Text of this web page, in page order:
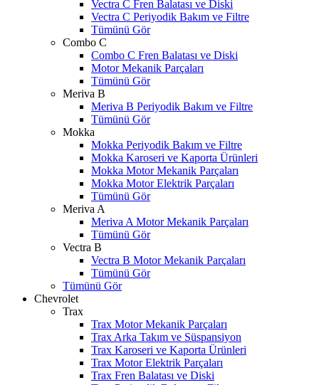
Vectra C Fren Balatası ve Diski
Vectra C Periyodik Bakım ve Filtre
Tümünü Gör
Combo C
Combo C Fren Balatası ve Diski
Motor Mekanik Parçaları
Tümünü Gör
Meriva B
Meriva B Periyodik Bakım ve Filtre
Tümünü Gör
Mokka
Mokka Periyodik Bakım ve Filtre
Mokka Karoseri ve Kaporta Ürünleri
Mokka Motor Mekanik Parçaları
Mokka Motor Elektrik Parçaları
Tümünü Gör
Meriva A
Meriva A Motor Mekanik Parçaları
Tümünü Gör
Vectra B
Vectra B Motor Mekanik Parçaları
Tümünü Gör
Tümünü Gör
Chevrolet
Trax
Trax Motor Mekanik Parçaları
Trax Arka Takım ve Süspansiyon
Trax Karoseri ve Kaporta Ürünleri
Trax Motor Elektrik Parçaları
Trax Fren Balatası ve Diski